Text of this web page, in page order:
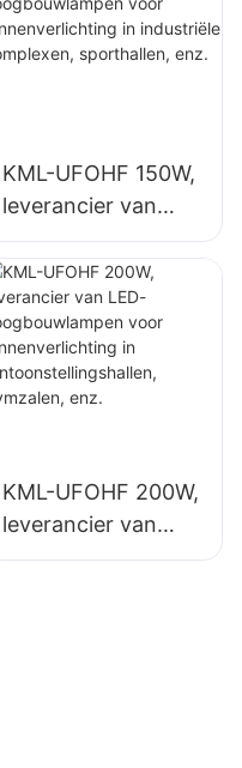
KML-UFOHF 150W,
leverancier van
LED-
hoogbouwlampen
voor
binnenverlichting in
industriële
complexen,
KML-UFOHF 200W,
leverancier van
LED-